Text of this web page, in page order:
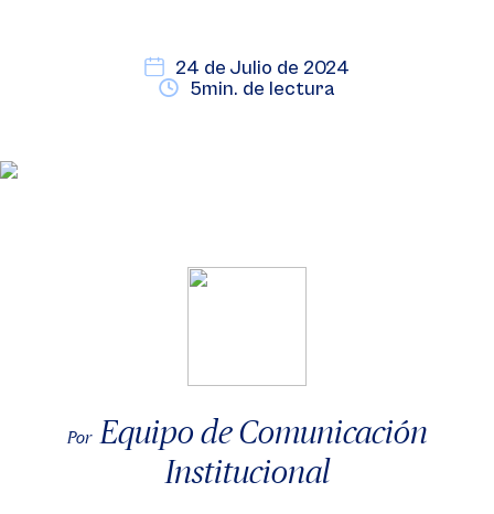
24 de Julio de 2024
5min. de lectura
Por Equipo de Comunicación
Institucional